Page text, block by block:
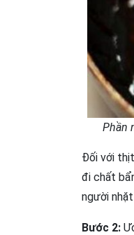
Phần
Đối với
đi chất
người
Bước 2: